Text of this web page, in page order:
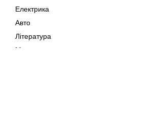
Електрика
Авто
Література
Музика